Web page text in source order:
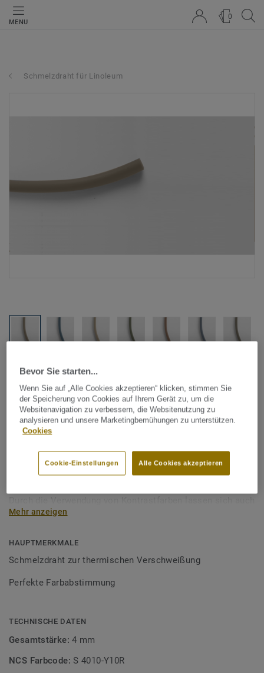
MENU
0
Schmelzdraht für Linoleum
Tarkett Zubehör Komplettsortiment|Schweißschnüre
Schmelzdraht für Linoleum -
Unicoloured GREY 502
Schmelzdraht wird zur thermischen Verschweißung zweier
Linoleum-Bahnen verwendet. Tarkett Schmelzdrähte sind
Durch die Verwendung von Kontrastfarben lassen sich auch
besondere Designeffekte schaffen.
Mehr anzeigen
HAUPTMERKMALE
Schmelzdraht zur thermischen Verschweißung
Perfekte Farbabstimmung
TECHNISCHE DATEN
Gesamtstärke:4 mm
NCS Farbcode:S 4010-Y10R
Bevor Sie starten...
Wenn Sie auf „Alle Cookies akzeptieren“ klicken, stimmen Sie
der Speicherung von Cookies auf Ihrem Gerät zu, um die
Websitenavigation zu verbessern, die Websitenutzung zu
analysieren und unsere Marketingbemühungen zu unterstützen.
Cookies
Alle Cookies akzeptieren
Cookie-Einstellungen